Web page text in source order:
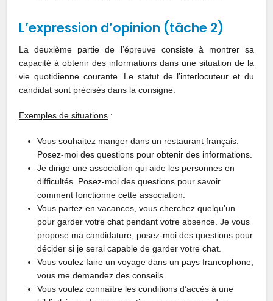
L’expression d’opinion (tâche 2)
La deuxième partie de l’épreuve consiste à montrer sa
capacité à obtenir des informations dans une situation de la
vie quotidienne courante. Le statut de l’interlocuteur et du
candidat sont précisés dans la consigne.
Exemples de situations :
Vous souhaitez manger dans un restaurant français.
Posez-moi des questions pour obtenir des informations.
Je dirige une association qui aide les personnes en
difficultés. Posez-moi des questions pour savoir
comment fonctionne cette association.
Vous partez en vacances, vous cherchez quelqu’un
pour garder votre chat pendant votre absence. Je vous
propose ma candidature, posez-moi des questions pour
décider si je serai capable de garder votre chat.
Vous voulez faire un voyage dans un pays francophone,
vous me demandez des conseils.
Vous voulez connaître les conditions d’accès à une